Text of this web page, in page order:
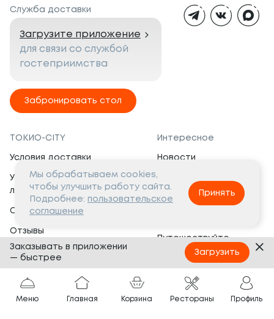
Служба доставки
Загрузите приложение
для связи со службой
гостеприимства
Забронировать стол
ТОКИО-CITY
Условия доставки
Условия программы
лояльности
Сертификаты
Отзывы
Банкеты
Вопросы и ответы
Интересное
Новости
Вакансии
Социальная жизнь
Путешествуйте
с ТОКИО-CITY
Партнёрам
Франшиза
Меню Главная Корзина Рестораны Профиль
Мы обрабатываем cookies,
чтобы улучшить работу сайта.
Подробнее: пользовательское
соглашение
Принять
Заказывать в приложении
— быстрее
Загрузить